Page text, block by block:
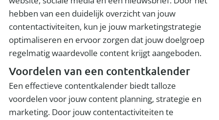
hebben van een duidelijk overzicht van jouw
contentactiviteiten, kun je jouw marketingstrategie
optimaliseren en ervoor zorgen dat jouw doelgroep
regelmatig waardevolle content krijgt aangeboden.
Voordelen van een contentkalender
Een effectieve contentkalender biedt talloze
voordelen voor jouw content planning, strategie en
marketing. Door jouw contentactiviteiten te